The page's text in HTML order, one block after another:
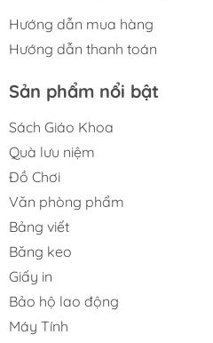
Hướng dẫn mua hàng
Hướng dẫn thanh toán
Sản phẩm nổi bật
Sách Giáo Khoa
Quà lưu niệm
Đồ Chơi
Văn phòng phẩm
Bảng viết
Băng keo
Giấy in
Bảo hộ lao động
Máy Tính